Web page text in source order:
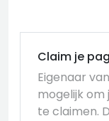
Claim je
Eigenaar
mogelijk
te claimen.